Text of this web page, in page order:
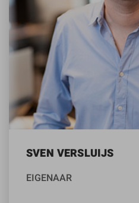
SVEN VERSLUIJS
EIGENAAR